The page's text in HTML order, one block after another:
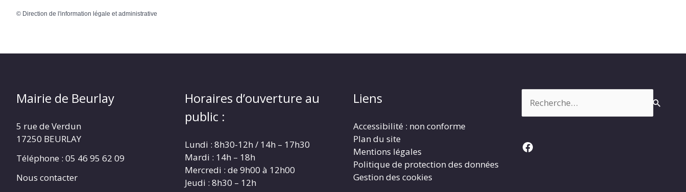
© Direction de l'information légale et administrative
Mairie de Beurlay
5 rue de Verdun
17250 BEURLAY
Téléphone : 05 46 95 62 09
Nous contacter
Horaires d’ouverture au
public :
Lundi : 8h30-12h / 14h – 17h30
Mardi : 14h – 18h
Mercredi : de 9h00 à 12h00
Jeudi : 8h30 – 12h
Liens
Accessibilité : non conforme
Plan du site
Mentions légales
Politique de protection des données
Gestion des cookies
Facebook